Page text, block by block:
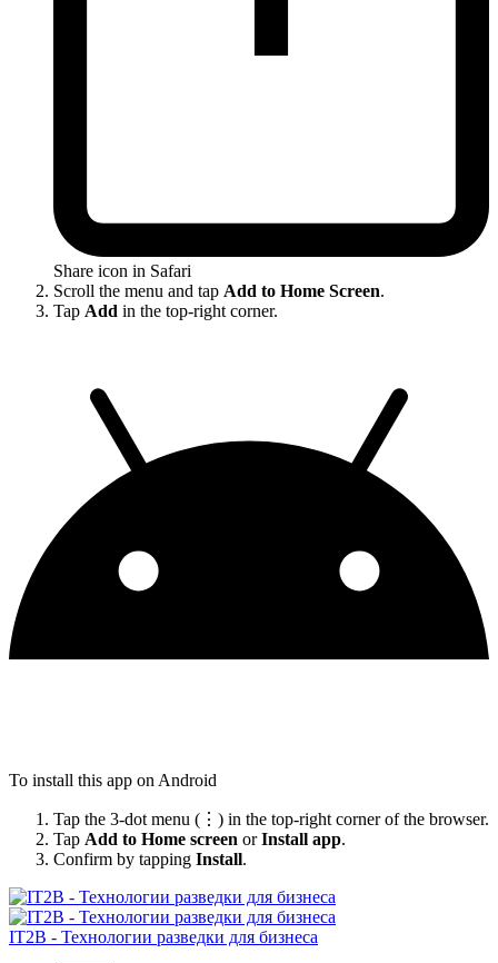
Share icon in Safari
Scroll the menu and tap Add to Home Screen.
Tap Add in the top-right corner.
To install this app on Android
Tap the 3-dot menu (⋮) in the top-right corner of the browser.
Tap Add to Home screen orInstall app.
Confirm by tapping Install.
IT2B - Технологии разведки для бизнеса